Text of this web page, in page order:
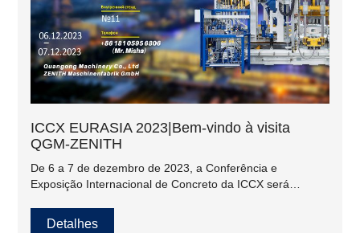
ICCX EURASIA 2023|Bem-vindo à visita
QGM-ZENITH
De 6 a 7 de dezembro de 2023, a Conferência e
Exposição Internacional de Concreto da ICCX será
grupo QGM-ZENITH estará presente na exposição.
Detalhes